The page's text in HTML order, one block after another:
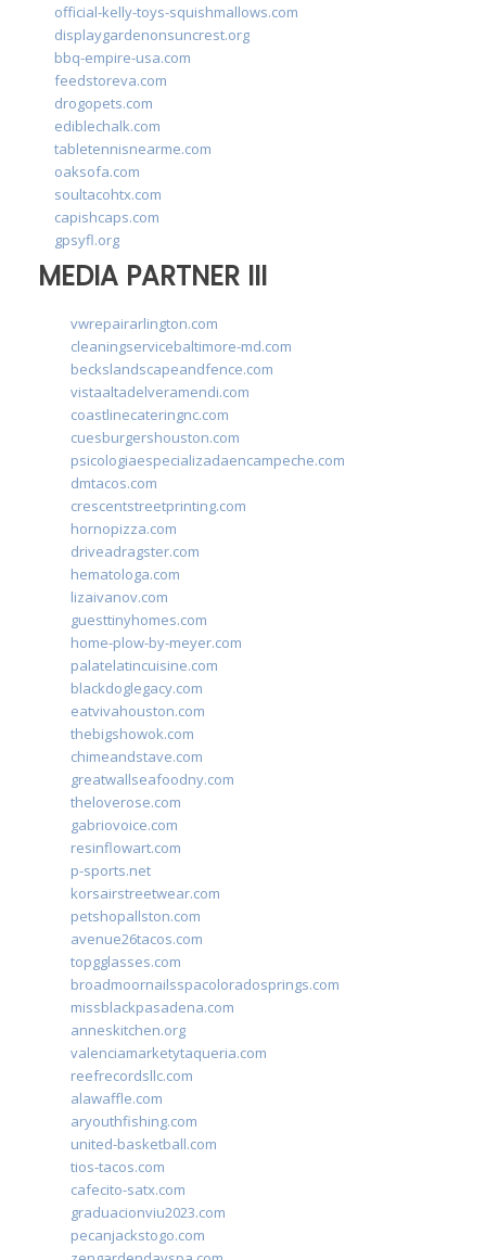
official-kelly-toys-squishmallows.com
displaygardenonsuncrest.org
bbq-empire-usa.com
feedstoreva.com
drogopets.com
ediblechalk.com
tabletennisnearme.com
oaksofa.com
soultacohtx.com
capishcaps.com
gpsyfl.org
MEDIA PARTNER III
vwrepairarlington.com
cleaningservicebaltimore-md.com
beckslandscapeandfence.com
vistaaltadelveramendi.com
coastlinecateringnc.com
cuesburgershouston.com
psicologiaespecializadaencampeche.com
dmtacos.com
crescentstreetprinting.com
hornopizza.com
driveadragster.com
hematologa.com
lizaivanov.com
guesttinyhomes.com
home-plow-by-meyer.com
palatelatincuisine.com
blackdoglegacy.com
eatvivahouston.com
thebigshowok.com
chimeandstave.com
greatwallseafoodny.com
theloverose.com
gabriovoice.com
resinflowart.com
p-sports.net
korsairstreetwear.com
petshopallston.com
avenue26tacos.com
topgglasses.com
broadmoornailsspacoloradosprings.com
missblackpasadena.com
anneskitchen.org
valenciamarketytaqueria.com
reefrecordsllc.com
alawaffle.com
aryouthfishing.com
united-basketball.com
tios-tacos.com
cafecito-satx.com
graduacionviu2023.com
pecanjackstogo.com